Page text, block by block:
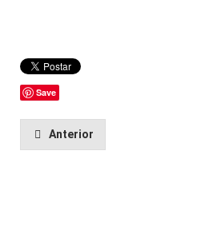
Save
Anterior